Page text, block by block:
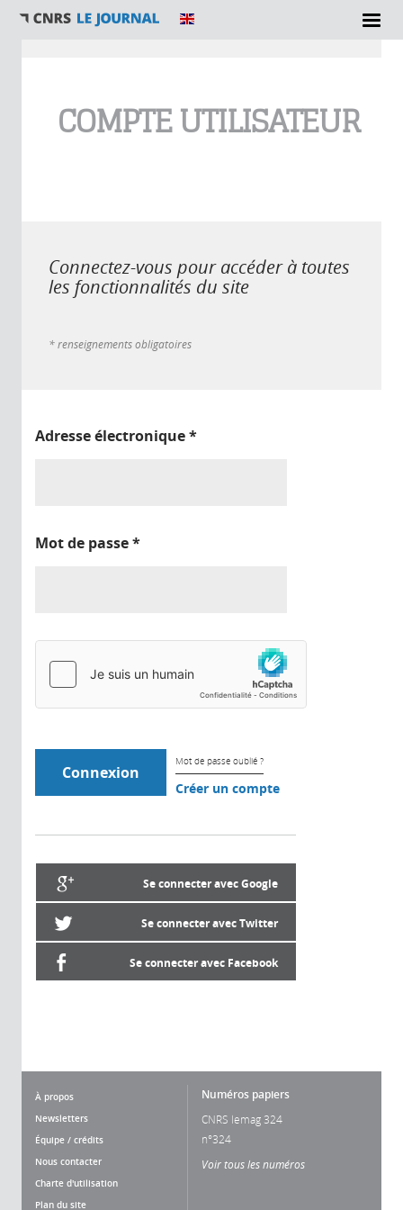
COMPTE UTILISATEUR
Connectez-vous pour accéder à toutes
les fonctionnalités du site
* renseignements obligatoires
Adresse électronique*
Mot de passe*
Mot de passe oublié ?
Créer un compte
Se connecter avec Google
Se connecter avec Twitter
Se connecter avec Facebook
À propos
Newsletters
Équipe / crédits
Nous contacter
Charte d'utilisation
Plan du site
Numéros papiers
CNRS lemag 324
n°324
Voir tous les numéros